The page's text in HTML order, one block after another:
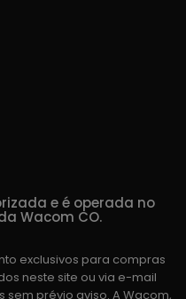
e é operada no
Wacom CO.
exclusivos para compras
neste site ou via e-mail
prévio aviso. A Wacom,